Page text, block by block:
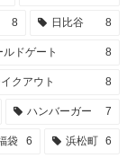
8 日比谷 8
ドゲート 8
クアウト 8
ハンバーガー 7
袋 6 浜松町 6